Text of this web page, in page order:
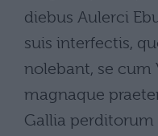
diebus Aulerci
suis interfectis,
nolebant, se
magnaque
Gallia